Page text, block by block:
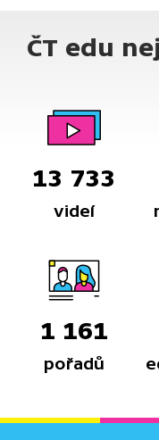
ČT edu
13 733
videí
1 161
pořadů